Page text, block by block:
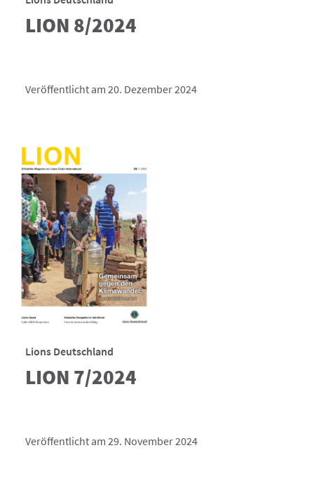
LION 8/2024
Veröffentlicht am 20. Dezember 2024
Lions Deutschland
LION 7/2024
Veröffentlicht am 29. November 2024